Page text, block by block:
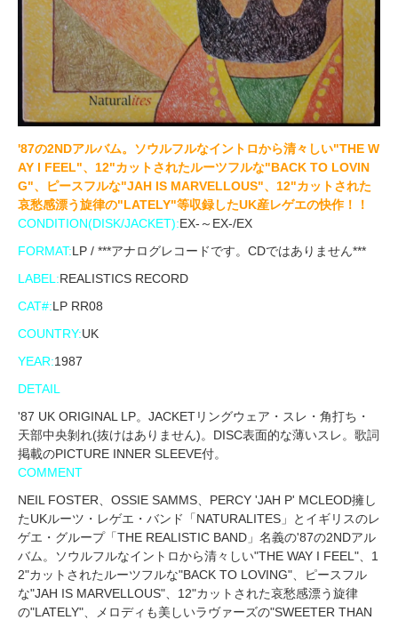
'87の2NDアルバム。ソウルフルなイントロから清々しい"THE W
AY I FEEL"、12"カットされたルーツフルな"BACK TO LOVIN
G"、ピースフルな"JAH IS MARVELLOUS"、12"カットされた
哀愁感漂う旋律の"LATELY"等収録したUK産レゲエの快作！！
CONDITION(DISK/JACKET):EX-～EX-/EX
FORMAT:LP / ***アナログレコードです。CDではありません***
LABEL:REALISTICS RECORD
CAT#:LP RR08
COUNTRY:UK
YEAR:1987
DETAIL
'87 UK ORIGINAL LP。JACKETリングウェア・スレ・角打ち・
天部中央剝れ(抜けはありません)。DISC表面的な薄いスレ。歌詞
掲載のPICTURE INNER SLEEVE付。
COMMENT
NEIL FOSTER、OSSIE SAMMS、PERCY 'JAH P' MCLEOD擁し
たUKルーツ・レゲエ・バンド「NATURALITES」とイギリスのレ
ゲエ・グループ「THE REALISTIC BAND」名義の'87の2NDアル
バム。ソウルフルなイントロから清々しい"THE WAY I FEEL"、1
2"カットされたルーツフルな"BACK TO LOVING"、ピースフル
な"JAH IS MARVELLOUS"、12"カットされた哀愁感漂う旋律
の"LATELY"、メロディも美しいラヴァーズの"SWEETER THAN